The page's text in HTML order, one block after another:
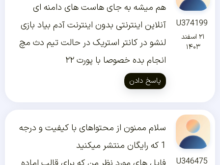
U374199
۲۱ اسفند
۱۴۰۳
هم میشه به جای هاست های دامنه ای
آنلاین اینترنتی بدون اینترنت آدم بیاد بازی
لنشو در کانتر استریک در حالت تیم دث مچ
انجام بده خصوصا با پورت ۲۲
پاسخ دادن
U346475
سلام ممنون از محتواهای با کیفیت و درجه
1 که رایگان منتشر میکنید